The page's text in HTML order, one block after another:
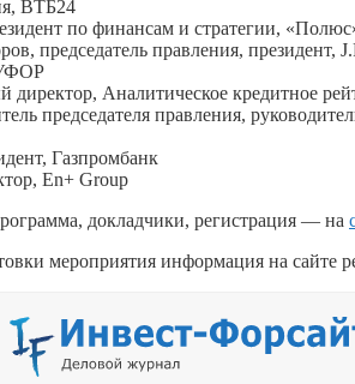
ВТБ24
по финансам и стратегии,
председатель правления,
директор, Аналитическое кредитное
председателя правления,
Газпромбанк
En+ Group
докладчики, регистрация — на
мероприятия информация на сайте